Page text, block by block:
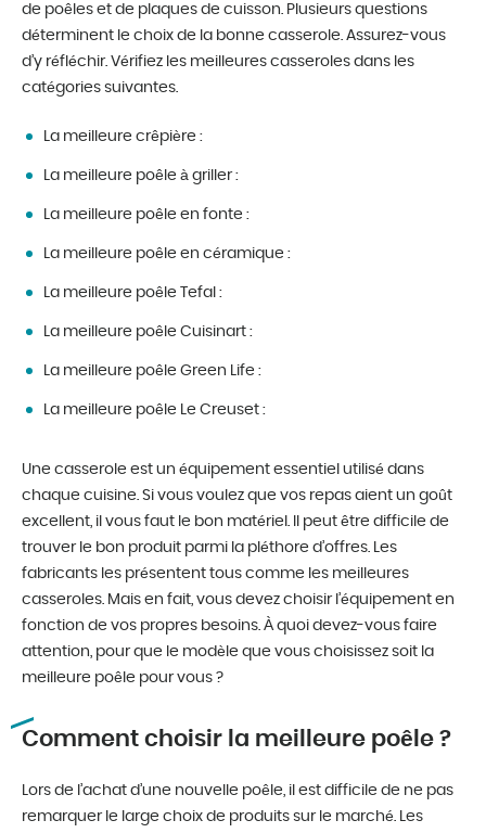
de poêles et de plaques de cuisson. Plusieurs questions
déterminent le choix de la bonne casserole. Assurez-vous
d’y réfléchir. Vérifiez les meilleures casseroles dans les
catégories suivantes.
La meilleure crêpière :
La meilleure poêle à griller :
La meilleure poêle en fonte :
La meilleure poêle en céramique :
La meilleure poêle Tefal :
La meilleure poêle Cuisinart :
La meilleure poêle Green Life :
La meilleure poêle Le Creuset :
Une casserole est un équipement essentiel utilisé dans
chaque cuisine. Si vous voulez que vos repas aient un goût
excellent, il vous faut le bon matériel. Il peut être difficile de
trouver le bon produit parmi la pléthore d’offres. Les
fabricants les présentent tous comme les meilleures
casseroles. Mais en fait, vous devez choisir l’équipement en
fonction de vos propres besoins. À quoi devez-vous faire
attention, pour que le modèle que vous choisissez soit la
meilleure poêle pour vous ?
Comment choisir la meilleure poêle ?
Lors de l’achat d’une nouvelle poêle, il est difficile de ne pas
remarquer le large choix de produits sur le marché. Les